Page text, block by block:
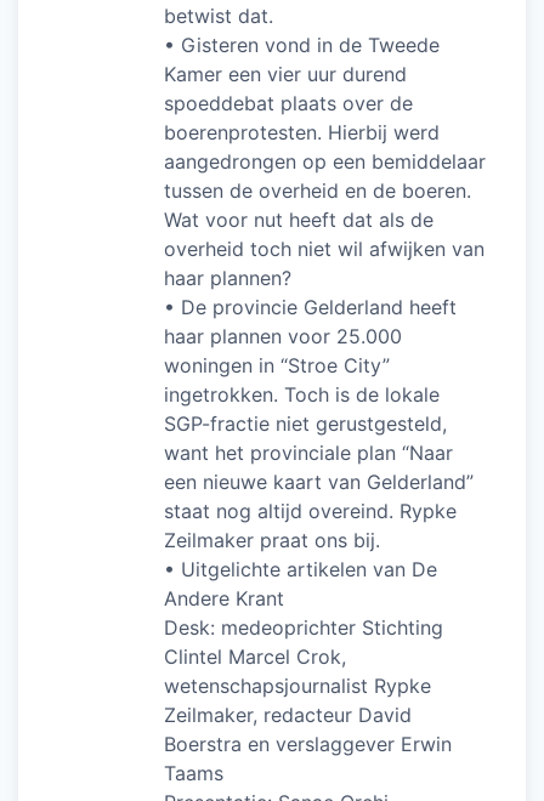
betwist dat.
• Gisteren vond in de Tweede
Kamer een vier uur durend
spoeddebat plaats over de
boerenprotesten. Hierbij werd
aangedrongen op een bemiddelaar
tussen de overheid en de boeren.
Wat voor nut heeft dat als de
overheid toch niet wil afwijken van
haar plannen?
• De provincie Gelderland heeft
haar plannen voor 25.000
woningen in “Stroe City”
ingetrokken. Toch is de lokale
SGP-fractie niet gerustgesteld,
want het provinciale plan “Naar
een nieuwe kaart van Gelderland”
staat nog altijd overeind. Rypke
Zeilmaker praat ons bij.
• Uitgelichte artikelen van De
Andere Krant
Desk: medeoprichter Stichting
Clintel Marcel Crok,
wetenschapsjournalist Rypke
Zeilmaker, redacteur David
Boerstra en verslaggever Erwin
Taams